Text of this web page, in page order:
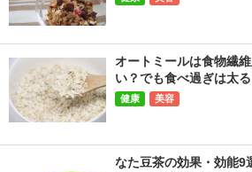
オートミールは食物繊
い？でも食べ過ぎは太
健康 美容
なた豆茶の効果・効能9